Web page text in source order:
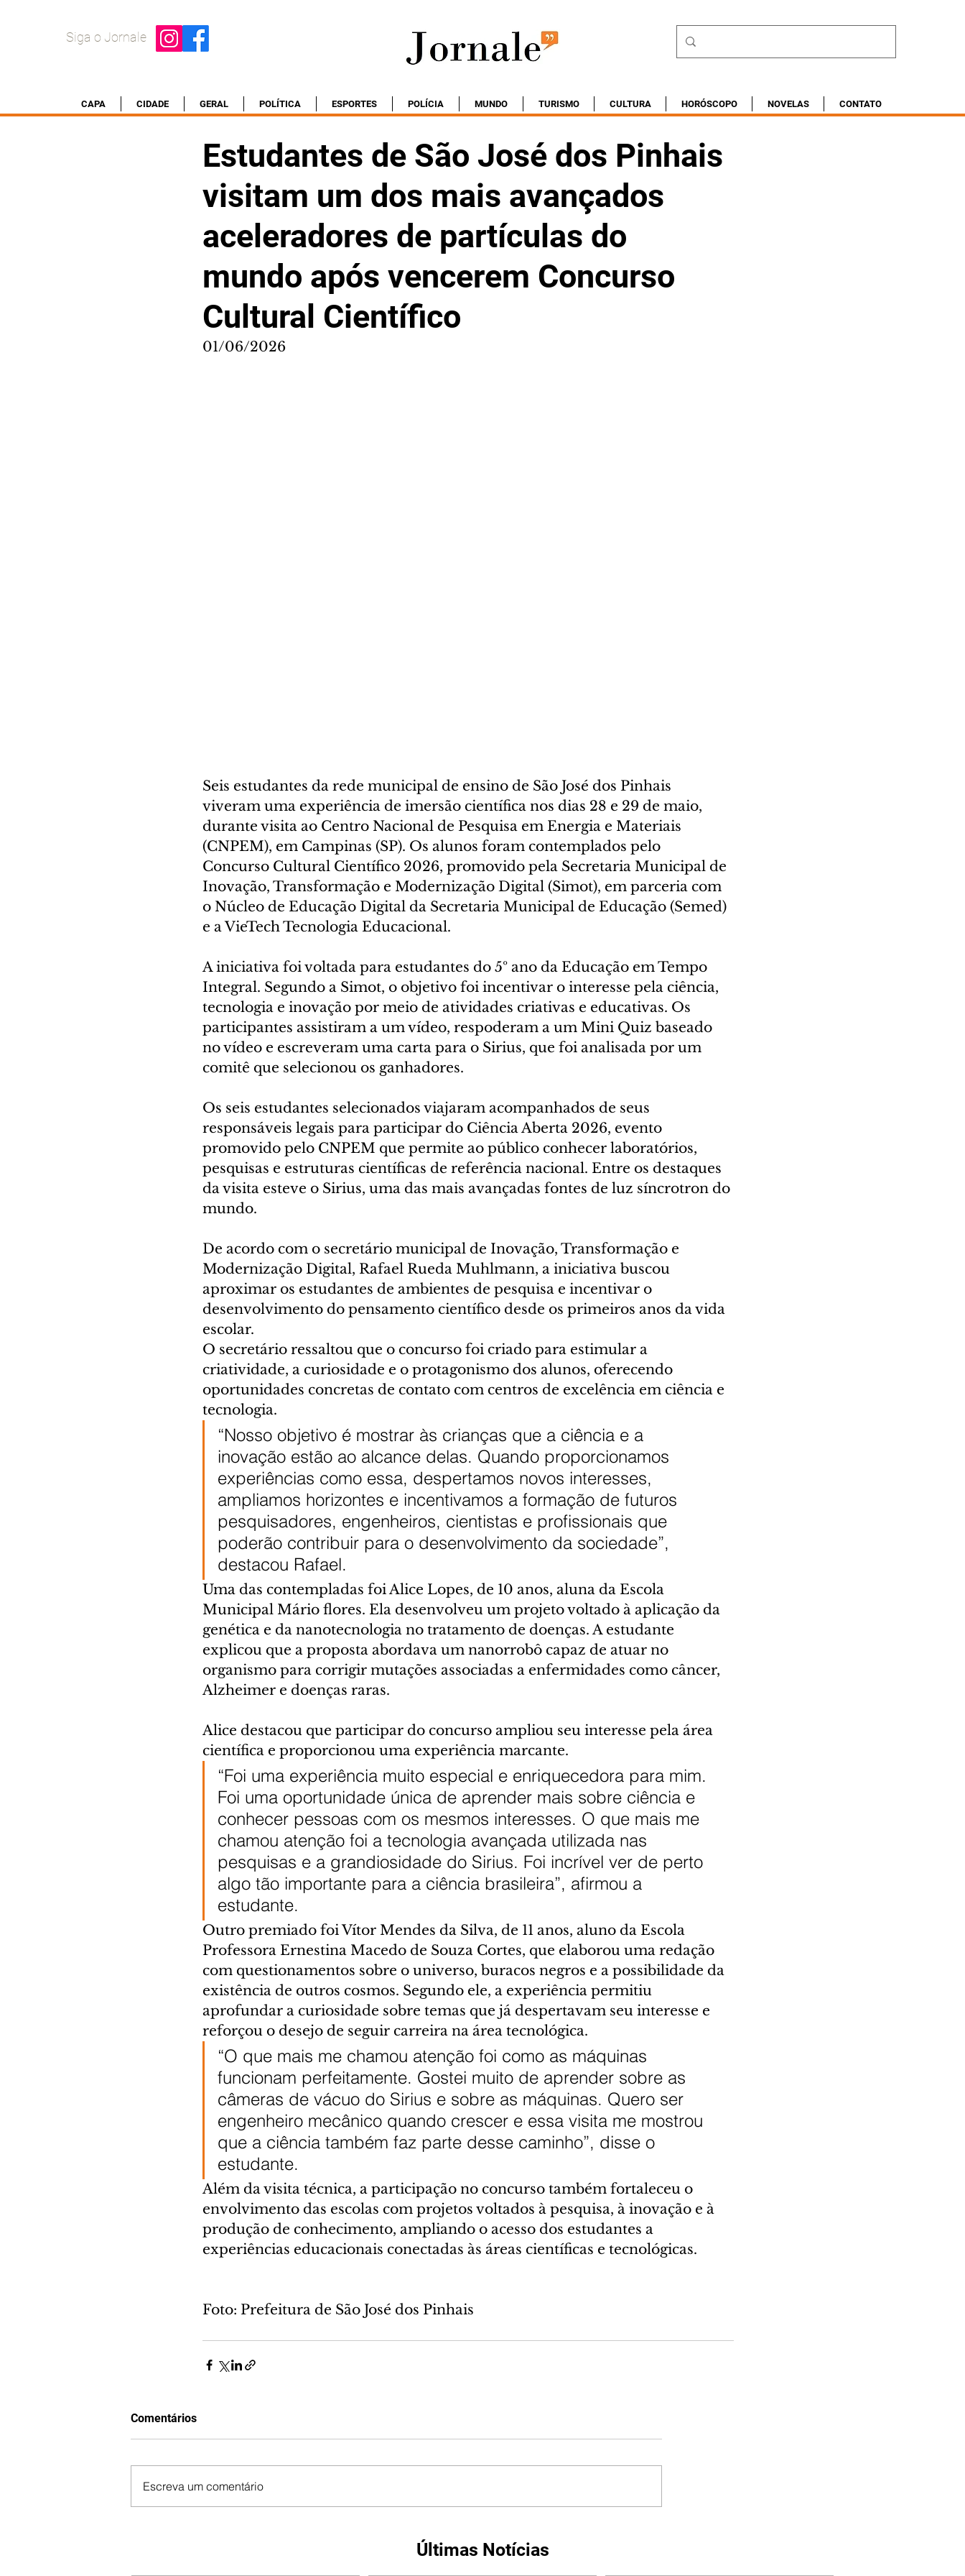
Siga o Jornale
CAPA CIDADE GERAL POLÍTICA ESPORTES POLÍCIA MUNDO TURISMO CULTURA HORÓSCOPO NOVELAS CONTATO
Estudantes de São José dos Pinhais
visitam um dos mais avançados
aceleradores de partículas do
mundo após vencerem Concurso
Cultural Científico
01/06/2026
Seis estudantes da rede municipal de ensino de São José dos Pinhais
viveram uma experiência de imersão científica nos dias 28 e 29 de maio,
durante visita ao Centro Nacional de Pesquisa em Energia e Materiais
(CNPEM), em Campinas (SP). Os alunos foram contemplados pelo
Concurso Cultural Científico 2026, promovido pela Secretaria Municipal de
Inovação, Transformação e Modernização Digital (Simot), em parceria com
o Núcleo de Educação Digital da Secretaria Municipal de Educação (Semed)
e a VieTech Tecnologia Educacional.
A iniciativa foi voltada para estudantes do 5º ano da Educação em Tempo
Integral. Segundo a Simot, o objetivo foi incentivar o interesse pela ciência,
tecnologia e inovação por meio de atividades criativas e educativas. Os
participantes assistiram a um vídeo, respoderam a um Mini Quiz baseado
no vídeo e escreveram uma carta para o Sirius, que foi analisada por um
comitê que selecionou os ganhadores.
Os seis estudantes selecionados viajaram acompanhados de seus
responsáveis legais para participar do Ciência Aberta 2026, evento
promovido pelo CNPEM que permite ao público conhecer laboratórios,
pesquisas e estruturas científicas de referência nacional. Entre os destaques
da visita esteve o Sirius, uma das mais avançadas fontes de luz síncrotron do
mundo.
De acordo com o secretário municipal de Inovação, Transformação e
Modernização Digital, Rafael Rueda Muhlmann, a iniciativa buscou
aproximar os estudantes de ambientes de pesquisa e incentivar o
desenvolvimento do pensamento científico desde os primeiros anos da vida
escolar.
O secretário ressaltou que o concurso foi criado para estimular a
criatividade, a curiosidade e o protagonismo dos alunos, oferecendo
oportunidades concretas de contato com centros de excelência em ciência e
tecnologia.
“Nosso objetivo é mostrar às crianças que a ciência e a
inovação estão ao alcance delas. Quando proporcionamos
experiências como essa, despertamos novos interesses,
ampliamos horizontes e incentivamos a formação de futuros
pesquisadores, engenheiros, cientistas e profissionais que
poderão contribuir para o desenvolvimento da sociedade”,
destacou Rafael.
Uma das contempladas foi Alice Lopes, de 10 anos, aluna da Escola
Municipal Mário flores. Ela desenvolveu um projeto voltado à aplicação da
genética e da nanotecnologia no tratamento de doenças. A estudante
explicou que a proposta abordava um nanorrobô capaz de atuar no
organismo para corrigir mutações associadas a enfermidades como câncer,
Alzheimer e doenças raras.
Alice destacou que participar do concurso ampliou seu interesse pela área
científica e proporcionou uma experiência marcante.
“Foi uma experiência muito especial e enriquecedora para mim.
Foi uma oportunidade única de aprender mais sobre ciência e
conhecer pessoas com os mesmos interesses. O que mais me
chamou atenção foi a tecnologia avançada utilizada nas
pesquisas e a grandiosidade do Sirius. Foi incrível ver de perto
algo tão importante para a ciência brasileira”, afirmou a
estudante.
Outro premiado foi Vítor Mendes da Silva, de 11 anos, aluno da Escola
Professora Ernestina Macedo de Souza Cortes, que elaborou uma redação
com questionamentos sobre o universo, buracos negros e a possibilidade da
existência de outros cosmos. Segundo ele, a experiência permitiu
aprofundar a curiosidade sobre temas que já despertavam seu interesse e
reforçou o desejo de seguir carreira na área tecnológica.
“O que mais me chamou atenção foi como as máquinas
funcionam perfeitamente. Gostei muito de aprender sobre as
câmeras de vácuo do Sirius e sobre as máquinas. Quero ser
engenheiro mecânico quando crescer e essa visita me mostrou
que a ciência também faz parte desse caminho”, disse o
estudante.
Além da visita técnica, a participação no concurso também fortaleceu o
envolvimento das escolas com projetos voltados à pesquisa, à inovação e à
produção de conhecimento, ampliando o acesso dos estudantes a
experiências educacionais conectadas às áreas científicas e tecnológicas.
Foto: Prefeitura de São José dos Pinhais
Comentários
Escreva um comentário
Últimas Notícias